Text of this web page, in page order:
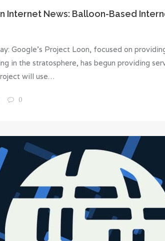
Internet News: Balloon-Based
Google’s Project Loon, focused on
in the stratosphere, has begun providing
will use…
0